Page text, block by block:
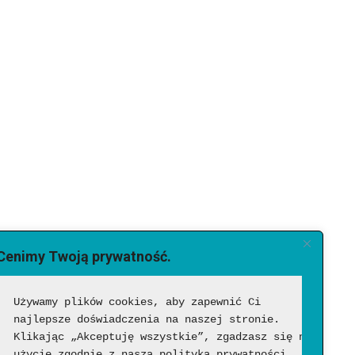
Twoją prywatność.
Używamy plików cookies, aby zapewnić Ci
najlepsze doświadczenia na naszej stronie.
Klikając „Akceptuję wszystkie”, zgadzasz się na ich